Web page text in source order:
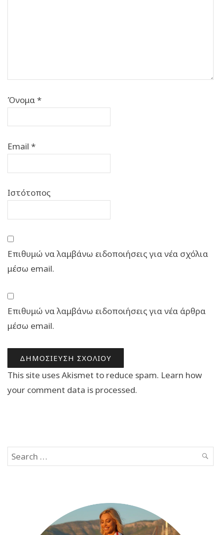
Όνομα*
Email *
Ιστότοπος
Επιθυμώ να λαμβάνω ειδοποιήσεις για νέα σχόλια
μέσω email.
Επιθυμώ να λαμβάνω ειδοποιήσεις για νέα άρθρα
μέσω email.
This site uses Akismet to reduce spam. Learn how
your comment data is processed.
Search
for: